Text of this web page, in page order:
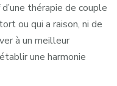
thérapie de couple
ou qui a raison, ni de
à un meilleur
une harmonie